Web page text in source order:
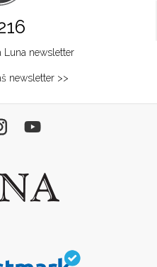
Luna newsletter
newsletter >>